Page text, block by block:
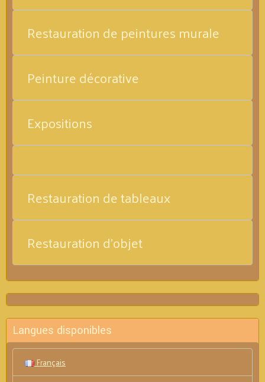
Restauration de peintures murale
Peinture décorative
Expositions
Restauration de tableaux
Restauration d'objet
Langues disponibles
Français